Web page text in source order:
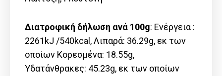
Διατροφική δήλωση ανά 100g: Ενέργεια :
2261kJ /540kcal, Λιπαρά: 36.29g, εκ των
οποίων Kορεσμένα: 18.55g,
Υδατάνθρακες: 45.23g, εκ των οποίων